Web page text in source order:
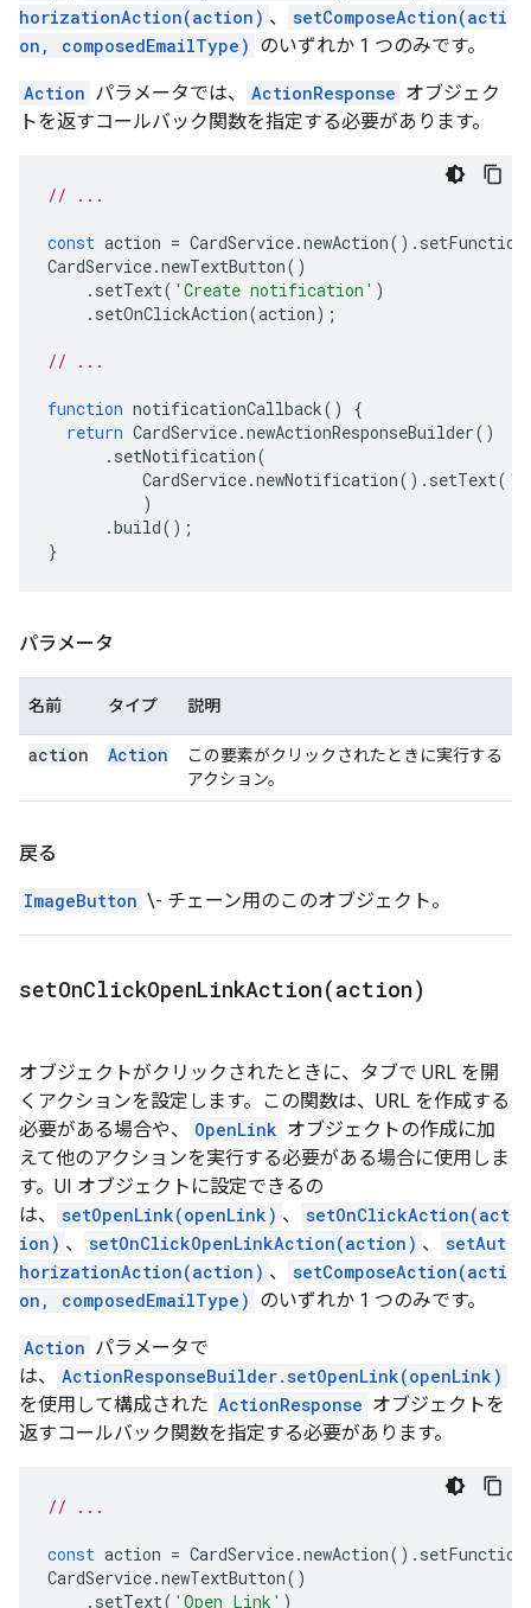
horizationAction(action) 、
setComposeAction(acti
on, composedEmailType) のいずれか 1 つのみです。
Action パラメータでは、 ActionResponse オブジェク
トを返すコールバック関数を指定する必要があります。
// ...
const action = CardService.newAction().
CardService.newTextButton()
. setText( 'Create notification' )
. setOnClickAction(action);
// ...
function notificationCallback()
{
return CardService.newActionResponseBuilder()
. setNotification(
CardService.newNotification(). setText(
)
.build();
}
パラメータ
名前 タイプ 説明
action Action
この要素がクリックされたときに実行する
アクション。
戻る
ImageButton \- チェーン用のこのオブジェクト。
setOnClickOpenLinkAction(action)
オブジェクトがクリックされたときに、タブで URL を開
くアクションを設定します。この関数は、URL を作成する
必要がある場合や、
OpenLink オブジェクトの作成に加
えて他のアクションを実行する必要がある場合に使用しま
す。UI オブジェクトに設定できるの
は、
setOpenLink(openLink) 、
setOnClickAction(act
ion) 、 setOnClickOpenLinkAction(action) 、
setAut
horizationAction(action) 、
setComposeAction(acti
on, composedEmailType) のいずれか 1 つのみです。
Action パラメータで
は、
ActionResponseBuilder.setOpenLink(openLink)
を使用して構成された ActionResponse オブジェクトを
返すコールバック関数を指定する必要があります。
// ...
const action = CardService.newAction().
CardService.newTextButton()
. setText( 'Open Link' )